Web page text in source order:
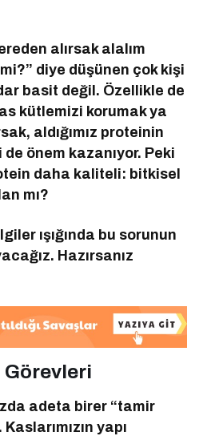
alırsak alalım
diye düşünen çok kişi
basit değil. Özellikle de
kütlemizi korumak ya
aldığımız proteinin
önem kazanıyor. Peki
daha kaliteli: bitkisel
mı?
ışığında bu sorunun
Hazırsanız
Görevleri
adeta birer “tamir
yapı